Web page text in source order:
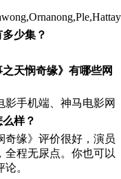
少集？
天悯奇缘》有哪些网
手机端、神马电影网
样？
奇缘》评价很好，演员
全程无尿点。你也可以
。